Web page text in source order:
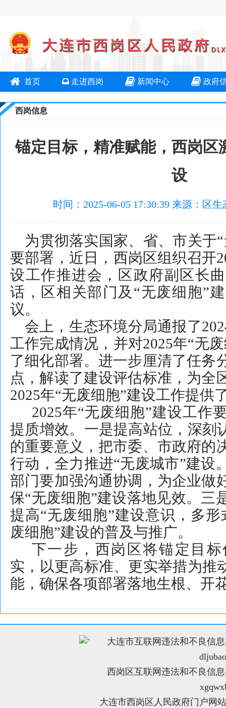
首页 走进西岗 新闻中心 政府
西岗信息
锚定目标，精准赋能，西岗区
设
时间：2025-06-05 17:30:39 来源：区
为贯彻落实国家、省、市关于
要部署，近日，西岗区组织召开
设工作推进会，区政府副区长
话，区相关部门及“无废细胞”
议。
会上，生态环境分局通报了
工作完成情况，并对2025年“无
了细化部署。进一步厘清了任务
点，解读了建设评估标准，为全
2025年“无废细胞”建设工作提供
2025年“无废细胞”建设工作
提质增效。一是提高站位，深刻
的重要意义，把市委、市政府的
行动，全力推进“无废城市”建设
部门要加强沟通协调，为企业做
保“无废细胞”建设落地见效。三
提高“无废细胞”建设意识，多
废细胞”建设的普及与推广。
下一步，西岗区将锚定目
实，以更高标准、更实举措为推
能，确保各项部署落地生根、开
"
大连市互联网违法和不良信
西岗区互联网违法和不良信
大连市西岗区人民政府门户网